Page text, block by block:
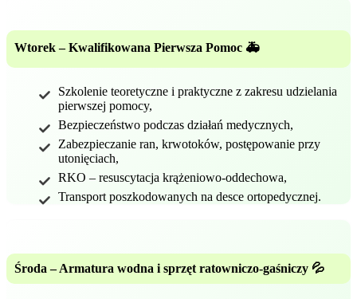
Wtorek – Kwalifikowana Pierwsza Pomoc 🚑
Szkolenie teoretyczne i praktyczne z zakresu udzielania
pierwszej pomocy,
Bezpieczeństwo podczas działań medycznych,
Zabezpieczanie ran, krwotoków, postępowanie przy
utonięciach,
RKO – resuscytacja krążeniowo-oddechowa,
Transport poszkodowanych na desce ortopedycznej.
Środa – Armatura wodna i sprzęt ratowniczo-gaśniczy 💦